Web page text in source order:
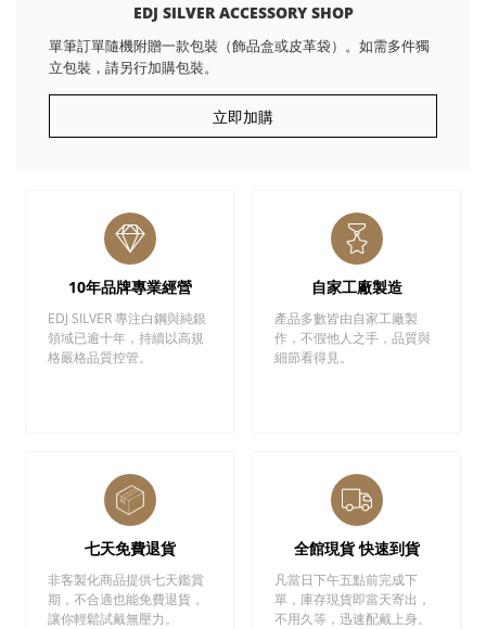
EDJ SILVER ACCESSORY SHOP
單筆訂單隨機附贈一款包裝（飾品盒或皮革袋）。如需多件獨
立包裝，請另行加購包裝。
立即加購
10年品牌專業經營
EDJ SILVER 專注白鋼與純銀
領域已逾十年，持續以高規
格嚴格品質控管。
自家工廠製造
產品多數皆由自家工廠製
作，不假他人之手，品質與
細節看得見。
七天免費退貨
非客製化商品提供七天鑑賞
期，不合適也能免費退貨，
讓你輕鬆試戴無壓力。
全館現貨 快速到貨
凡當日下午五點前完成下
單，庫存現貨即當天寄出，
不用久等，迅速配戴上身。